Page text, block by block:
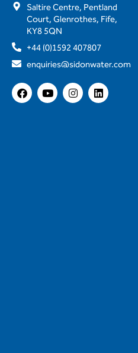
Saltire Centre, Pentland
Court, Glenrothes, Fife,
KY8 5QN
+44 (0)1592 407807
enquiries@sidonwater.com
F
a
Y
o
I
n
L
i